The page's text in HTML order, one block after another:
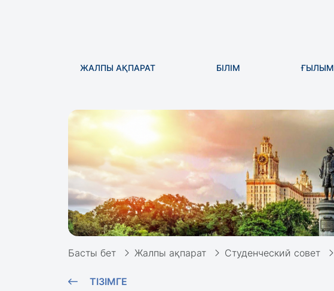
ЖАЛПЫ АҚПАРАТ БІЛІМ ҒЫЛЫМ
Басты бет Жалпы ақпарат Студенческий совет
ТІЗІМГЕ